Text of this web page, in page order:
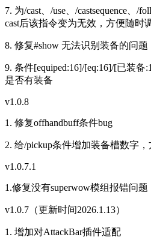
7. 为/cast、/use、/castsequence、
cast后该指令变为无效，方便随时
8. 修复#show 无法识别装备的问题
9. 条件[equiped:16]/[eq:16]/[已装
是否有装备
v1.0.8
1. 修复offhandbuff条件bug
2. 给/pickup条件增加装备槽数字
v1.0.7.1
1.修复没有superwow模组报错问题
v1.0.7（更新时间2026.1.13）
1. 增加对AttackBar插件适配